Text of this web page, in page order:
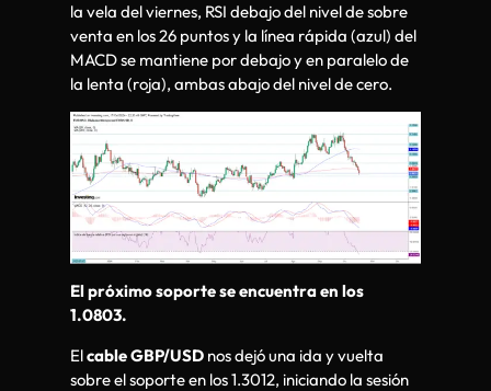
la vela del viernes, RSI debajo del nivel de sobre
venta en los 26 puntos y la línea rápida (azul) del
MACD se mantiene por debajo y en paralelo de
la lenta (roja), ambas abajo del nivel de cero.
El próximo soporte se encuentra en los
1.0803.
Elcable GBP/USD nos dejó una ida y vuelta
sobre el soporte en los 1.3012, iniciando la sesión